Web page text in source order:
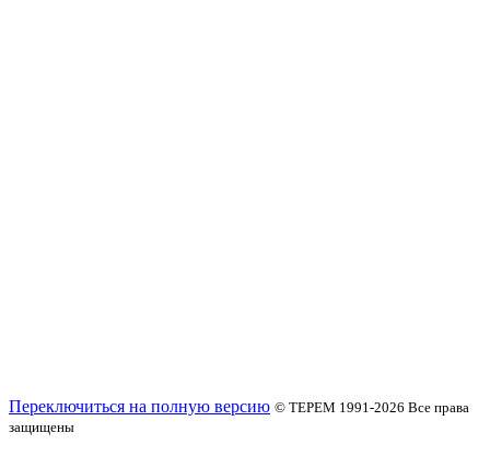
Переключиться на полную версию © ТЕРЕМ 1991-2026 Все права
защищены